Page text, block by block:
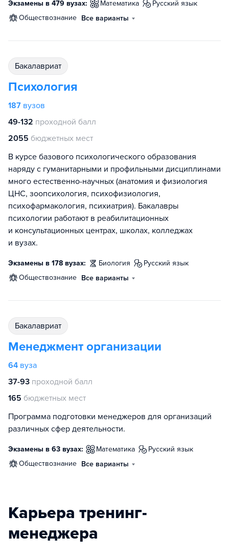
Экзамены в 479 вузах: математика
русский язык
обществознание Все варианты
бакалавриат
Психология
187 вузов
49-132 проходной балл
2055 бюджетных мест
В курсе базового психологического образования
наряду с гуманитарными и профильными дисциплинами
много естественно-научных (анатомия и физиология
ЦНС, зоопсихология, психофизиология,
психофармакология, психиатрия). Бакалавры
психологии работают в реабилитационных
и консультационных центрах, школах, колледжах
и вузах.
Экзамены в 178 вузах: биология
русский язык
обществознание Все варианты
бакалавриат
Менеджмент организации
64 вуза
37-93 проходной балл
165 бюджетных мест
Программа подготовки менеджеров для организаций
различных сфер деятельности.
Экзамены в 63 вузах: математика
русский язык
обществознание Все варианты
Карьера тренинг-
менеджера